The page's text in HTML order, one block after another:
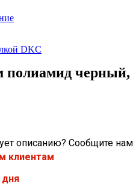
DKC
полиамид черный,
описанию? Сообщите нам
клиентам
дня